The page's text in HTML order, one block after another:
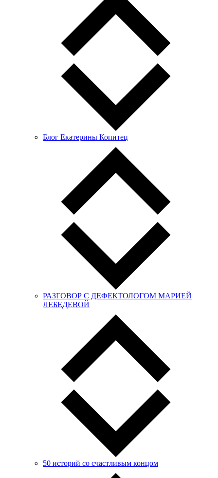
Блог Екатерины Копитец
РАЗГОВОР С ДЕФЕКТОЛОГОМ МАРИЕЙ
ЛЕБЕДЕВОЙ
50 историй со счастливым концом